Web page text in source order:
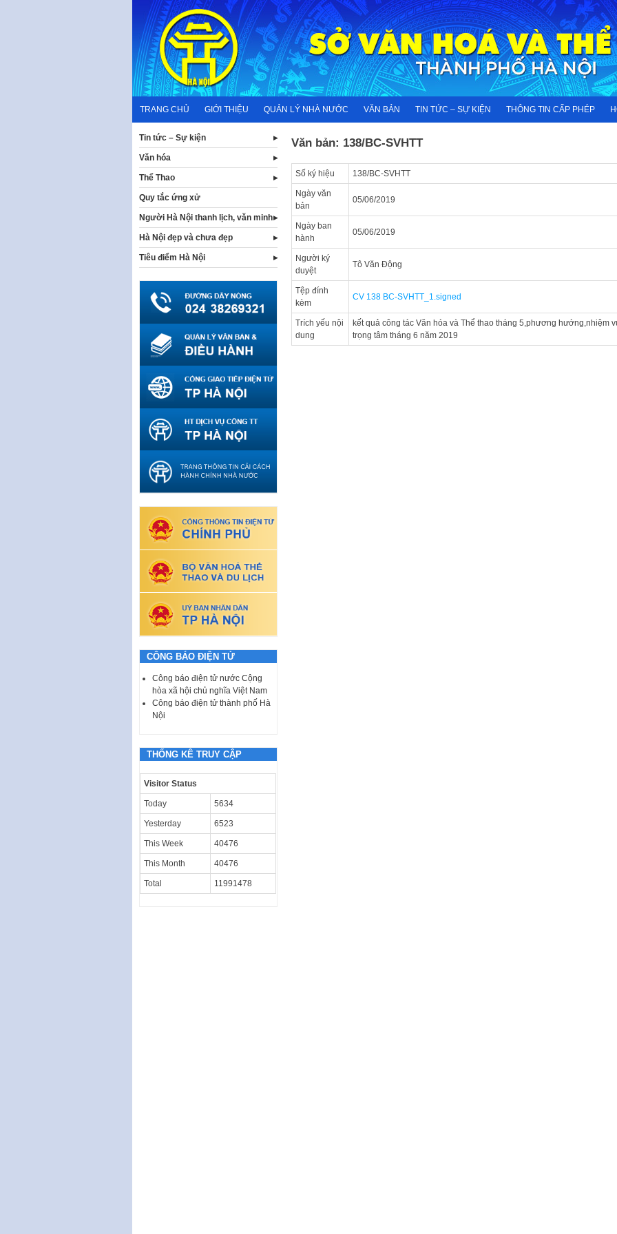
content
TRANG CHỦ GIỚI THIỆU QUẢN LÝ NHÀ NƯỚC VĂN BẢN TIN TỨC – SỰ KIỆN THÔNG TIN CẤP PHÉP
Văn bản: 138/BC-SVHTT
Số ký hiệu 138/BC-SVHTT
Ngày văn
bản
05/06/2019
Ngày ban
hành
05/06/2019
Người ký
duyệt
Tô Văn Động
Tệp đính
kèm
CV 138 BC-SVHTT_1.signed
Trích yếu nội
dung
kết quả công tác Văn hóa và Thể thao tháng 5,phương hướng,nhiệm
trọng tâm tháng 6 năm 2019
Tin tức – Sự kiện
Văn hóa
Thể Thao
Quy tắc ứng xử
Người Hà Nội thanh lịch, văn minh
Hà Nội đẹp và chưa đẹp
Tiêu điểm Hà Nội
CÔNG BÁO ĐIỆN TỬ
Công báo điện tử nước Cộng
hòa xã hội chủ nghĩa Việt Nam
Công báo điện tử thành phố Hà
Nội
THỐNG KÊ TRUY CẬP
Visitor Status
Today 5634
Yesterday 6523
This Week 40476
This Month 40476
Total 11991478